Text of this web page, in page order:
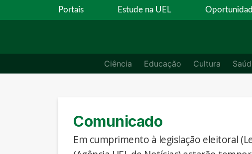
Portais Estude na UEL
Ciência Educação Cultura
Comunicado
Em cumprimento à legislação eleitoral